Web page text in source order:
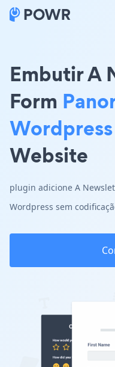
Embutir A
Form
Wordpress
Website
plugin adicione A
Wordpress sem